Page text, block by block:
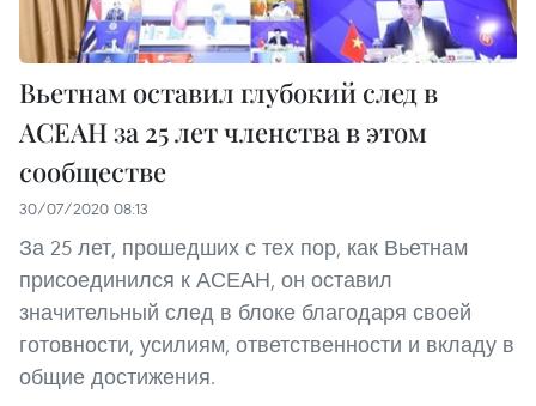
Вьетнам оставил глубокий след в
АСЕАН за 25 лет членства в этом
сообществе
30/07/2020 08:13
За 25 лет, прошедших с тех пор, как Вьетнам
присоединился к АСЕАН, он оставил
значительный след в блоке благодаря своей
готовности, усилиям, ответственности и вкладу в
общие достижения.